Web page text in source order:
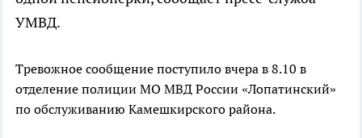
УМВД.
Тревожное сообщение поступило вчера в 8.10 в
отделение полиции МО МВД России «Лопатинский»
по обслуживанию Камешкирского района.